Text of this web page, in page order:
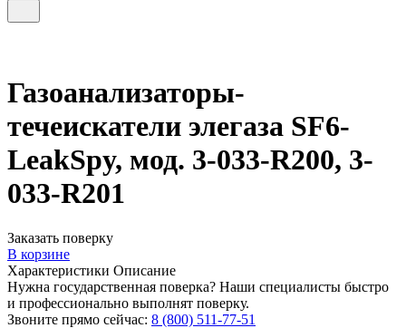
Газоанализаторы-
течеискатели элегаза SF6-
LeakSpy, мод. 3-033-R200, 3-
033-R201
Заказать поверку
В корзине
Характеристики Описание
Нужна государственная поверка? Наши специалисты быстро
и профессионально выполнят поверку.
Звоните прямо сейчас: 8 (800) 511-77-51